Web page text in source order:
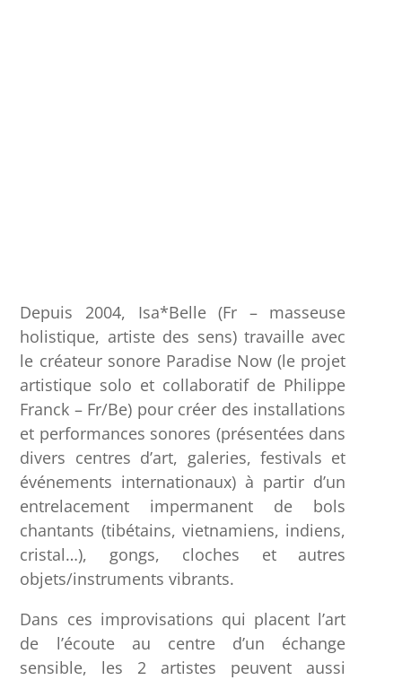
Depuis 2004, Isa*Belle (Fr – masseuse
holistique, artiste des sens) travaille avec
le créateur sonore Paradise Now (le projet
artistique solo et collaboratif de Philippe
Franck – Fr/Be) pour créer des installations
et performances sonores (présentées dans
divers centres d’art, galeries, festivals et
événements internationaux) à partir d’un
entrelacement impermanent de bols
chantants (tibétains, vietnamiens, indiens,
cristal…), gongs, cloches et autres
objets/instruments vibrants.
Dans ces improvisations qui placent l’art
de l’écoute au centre d’un échange
sensible, les 2 artistes peuvent aussi